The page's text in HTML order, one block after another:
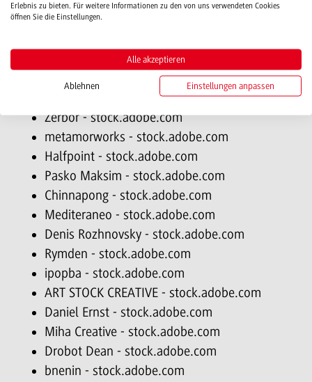
lovelyday12 - stock.adobe.com
greenbutterfly - stock.adobe.com
Pixel-Shot - stock.adobe.com
Zerbor - stock.adobe.com
metamorworks - stock.adobe.com
Halfpoint - stock.adobe.com
Pasko Maksim - stock.adobe.com
Chinnapong - stock.adobe.com
Mediteraneo - stock.adobe.com
Denis Rozhnovsky - stock.adobe.com
Rymden - stock.adobe.com
ipopba - stock.adobe.com
ART STOCK CREATIVE - stock.adobe.com
Daniel Ernst - stock.adobe.com
Miha Creative - stock.adobe.com
Drobot Dean - stock.adobe.com
bnenin - stock.adobe.com
Erlebnis zu bieten. Für weitere Informationen zu den von uns verwendeten Cookies
öffnen Sie die Einstellungen.
Alle akzeptieren
Ablehnen Einstellungen anpassen